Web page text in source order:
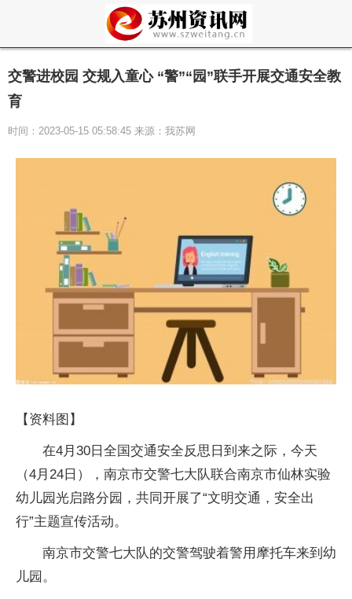
交警进校园 交规入童心 “警”“园”联手开展交通安全教
育
时间：2023-05-15 05:58:45 来源：我苏网
【资料图】
在4月30日全国交通安全反思日到来之际，今天
（4月24日），南京市交警七大队联合南京市仙林实验
幼儿园光启路分园，共同开展了“文明交通，安全出
行”主题宣传活动。
南京市交警七大队的交警驾驶着警用摩托车来到幼
儿园。